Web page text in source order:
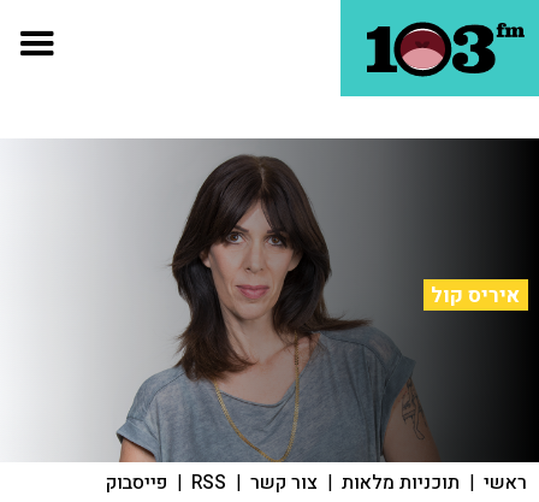
איריס קול
ראשי | תוכניות מלאות | צור קשר |
RSS
| פייסבוק